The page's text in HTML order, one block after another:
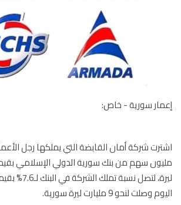
سورية - خاص:
ليرة، لتصل نسبة تملك
لنحو 9 مليارت ليرة سورية.